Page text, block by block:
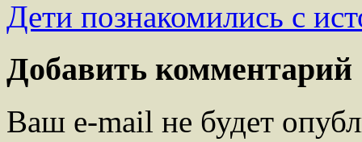
Дети познакомились с
Добавить комментарий
Ваш e-mail не будет